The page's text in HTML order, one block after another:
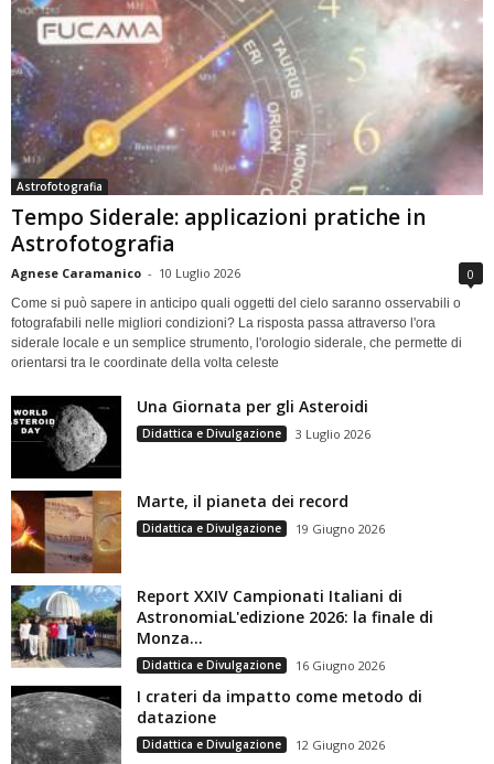
Astrofotografia
Tempo Siderale: applicazioni pratiche in
Astrofotografia
Agnese Caramanico - 10 Luglio 2026 0
Come si può sapere in anticipo quali oggetti del cielo saranno osservabili o
fotografabili nelle migliori condizioni? La risposta passa attraverso l'ora
siderale locale e un semplice strumento, l'orologio siderale, che permette di
orientarsi tra le coordinate della volta celeste
Una Giornata per gli Asteroidi
Didattica e Divulgazione 3 Luglio 2026
Marte, il pianeta dei record
Didattica e Divulgazione 19 Giugno 2026
Report XXIV Campionati Italiani di
AstronomiaL'edizione 2026: la finale di
Monza...
Didattica e Divulgazione 16 Giugno 2026
I crateri da impatto come metodo di
datazione
Didattica e Divulgazione 12 Giugno 2026